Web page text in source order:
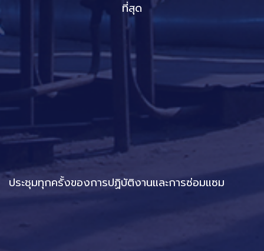
ที่สุด
ประชุมทุกครั้งของการปฏิบัติงานและการซ่อมแซม